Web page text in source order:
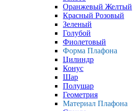
Оранжевый Желтый
Красный Розовый
Зеленый
Голубой
Фиолетовый
Форма Плафона
Цилиндр
Конус
Шар
Полушар
Геометрия
Материал Плафона